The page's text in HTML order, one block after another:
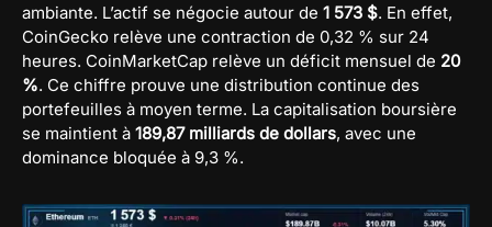
ambiante. L’actif se négocie autour de 1 573 $. En effet,
CoinGecko relève une contraction de 0,32 % sur 24
heures. CoinMarketCap relève un déficit mensuel de 20
%. Ce chiffre prouve une distribution continue des
portefeuilles à moyen terme. La capitalisation boursière
se maintient à 189,87 milliards de dollars, avec une
dominance bloquée à 9,3 %.